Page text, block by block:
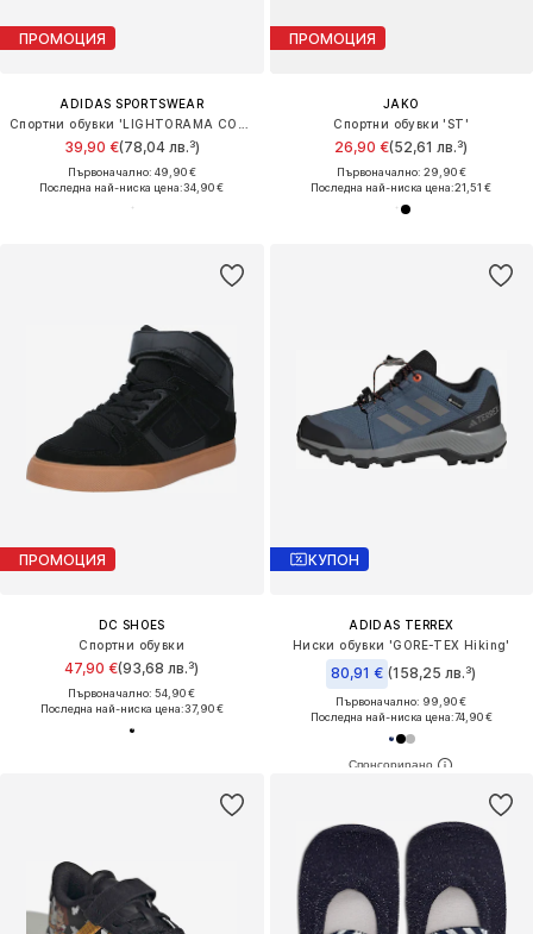
ПРОМОЦИЯ
ADIDAS SPORTSWEAR
39,90 €(78,04 лв.³)
Първоначално: 49,90 €
Последна най-ниска цена:34,90 €
ПРОМОЦИЯ
JAKO
Спортни обувки 'ST'
26,90 €(52,61 лв.³)
Първоначално: 29,90 €
Последна най-ниска цена:21,51 €
ПРОМОЦИЯ
DC SHOES
Спортни обувки
47,90 €(93,68 лв.³)
Първоначално: 54,90 €
Последна най-ниска цена:37,90 €
КУПОН
ADIDAS TERREX
Ниски обувки 'GORE-TEX Hiking'
80,91 € (158,25 лв.³)
Първоначално: 99,90 €
Последна най-ниска цена:74,90 €